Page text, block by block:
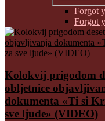
Forgot
Forgot
Kolokvij prigodom
obljetnice
dokumenta «Ti si
sve ljude» (VIDEO)